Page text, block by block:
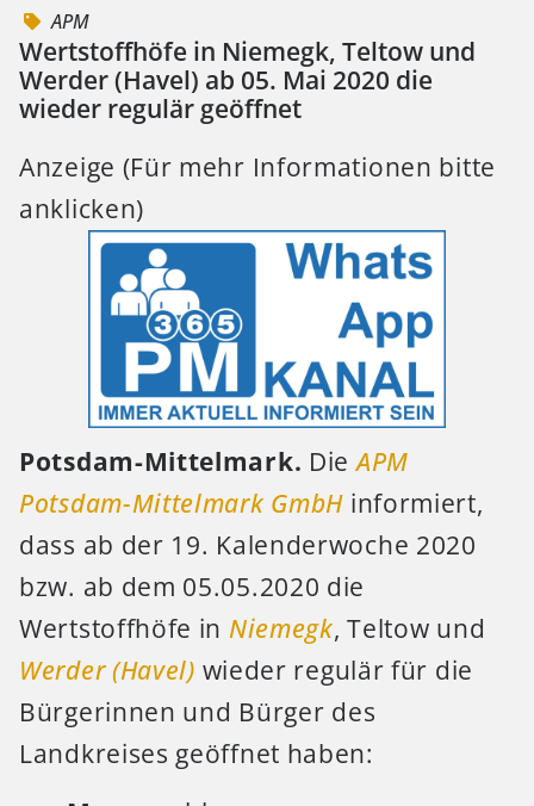
APM
Wertstoffhöfe in Niemegk, Teltow und
Werder (Havel) ab 05. Mai 2020 die
wieder regulär geöffnet
Anzeige (Für mehr Informationen bitte
anklicken)
Potsdam-Mittelmark. DieAPM
Potsdam-Mittelmark GmbH informiert,
dass ab der 19. Kalenderwoche 2020
bzw. ab dem 05.05.2020 die
Wertstoffhöfe in Niemegk, Teltow und
Werder (Havel) wieder regulär für die
Bürgerinnen und Bürger des
Landkreises geöffnet haben: